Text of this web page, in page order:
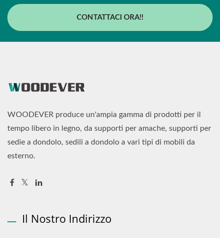
CONTATTACI ORA!!
WOODEVER produce un'ampia gamma di prodotti per il
tempo libero in legno, da supporti per amache, supporti per
sedie a dondolo, sedili a dondolo a vari tipi di mobili da
esterno.
Il Nostro Indirizzo